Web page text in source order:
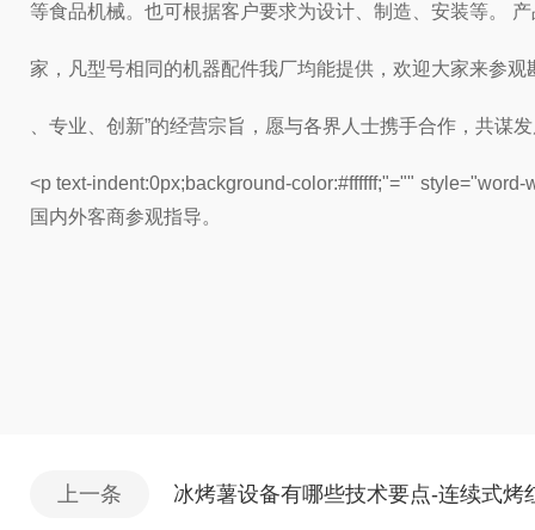
等食品机械。也可根据客户要求为设计、制造、安装等。
家，凡型号相同的机器配件我厂均能提供，欢迎大家来参
、专业、创新”的经营宗旨，愿与各界人士携手合作，共谋
<p text-indent:0px;background-color:#ffffff;"=""
国内外客商参观指导。
上一条 冰烤薯设备有哪些技术要点-连续式